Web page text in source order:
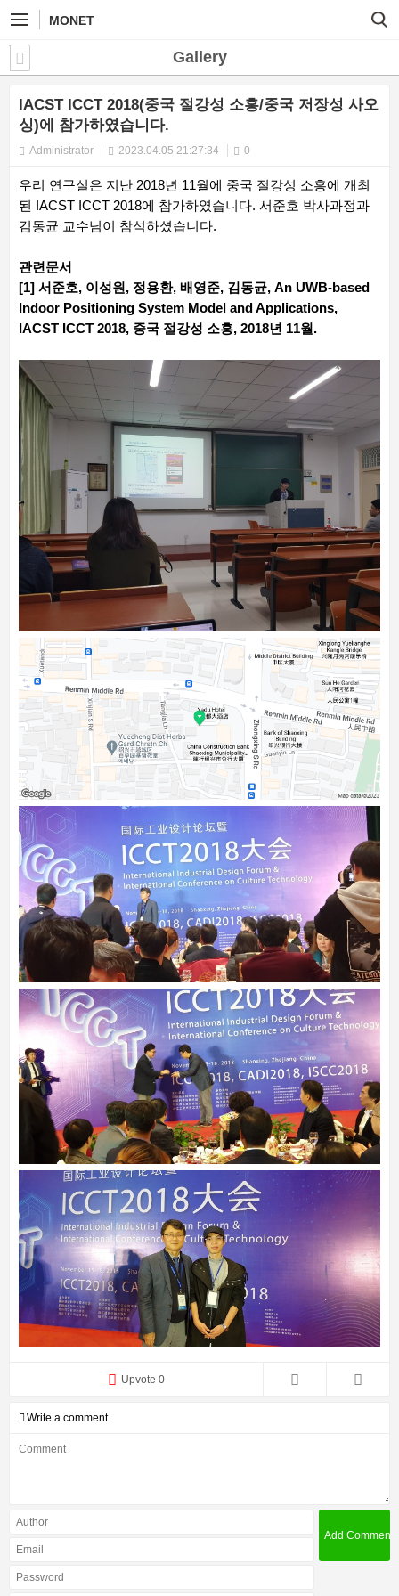
MONET
Gallery
IACST ICCT 2018(중국 절강성 소흥/중국 저장성 사오
싱)에 참가하였습니다.
Administrator 2023.04.05 21:27:34 0
우리 연구실은 지난 2018년 11월에 중국 절강성 소흥에 개최
된 IACST ICCT 2018에 참가하였습니다. 서준호 박사과정과
김동균 교수님이 참석하셨습니다.
관련문서
[1] 서준호, 이성원, 정용환, 배영준, 김동균, An UWB-based
Indoor Positioning System Model and Applications,
IACST ICCT 2018, 중국 절강성 소흥, 2018년 11월.
Upvote 0
Write a comment